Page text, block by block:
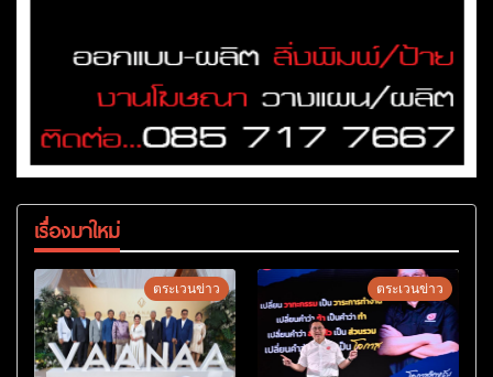
เรื่องมาใหม่
ตระเวนข่าว ตระเวนข่าว